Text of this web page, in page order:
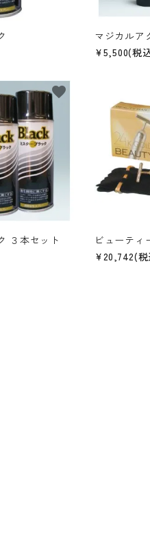
マジカルア
¥5,500(税
３本セット
favorite
ビューティ
¥20,742(税